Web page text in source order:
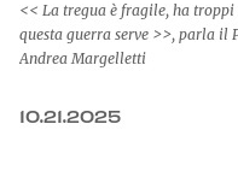
<< La tregua è fragile, ha
questa guerra serve >>, parla il
Andrea Margelletti
10.21.2025